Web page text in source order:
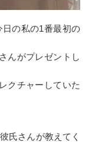
の私の1番最初の
んがプレゼントし
クチャーしていた
氏さんが教えてく